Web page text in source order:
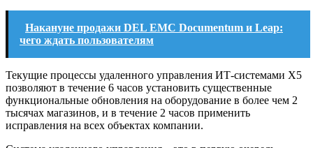
Накануне продажи DEL EMC Documentum и Leap:
чего ждать пользователям
Текущие процессы удаленного управления ИТ-системами Х5
позволяют в течение 6 часов установить существенные
функциональные обновления на оборудование в более чем 2
тысячах магазинов, и в течение 2 часов применить
исправления на всех объектах компании.